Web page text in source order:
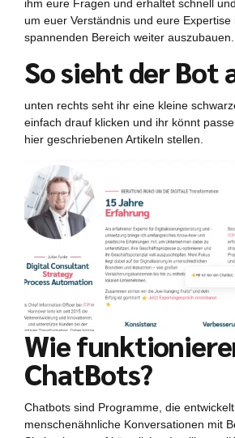
ihm eure Fragen und erhaltet schnell
um euer Verständnis und eure Expertise
spannenden Bereich weiter auszubauen.
So sieht der Bot
unten rechts seht ihr eine kleine
einfach drauf klicken und ihr könnt
hier geschriebenen Artikeln stellen.
Wie
ChatBots?
Chatbots sind Programme, die
menschenähnliche Konversationen mit